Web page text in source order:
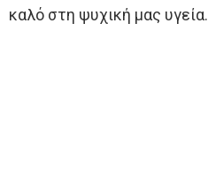
καλό στη ψυχική μας υγεία.